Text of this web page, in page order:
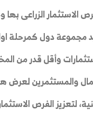
الاستثمار الزراعى
مجموعة دول كمرحلة
وأقل قدر من
والمستثمرين لعرض
لتعزيز الفرص